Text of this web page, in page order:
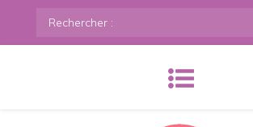
Rechercher
: